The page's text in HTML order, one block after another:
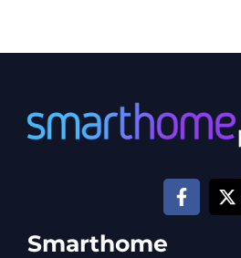
Smarthome